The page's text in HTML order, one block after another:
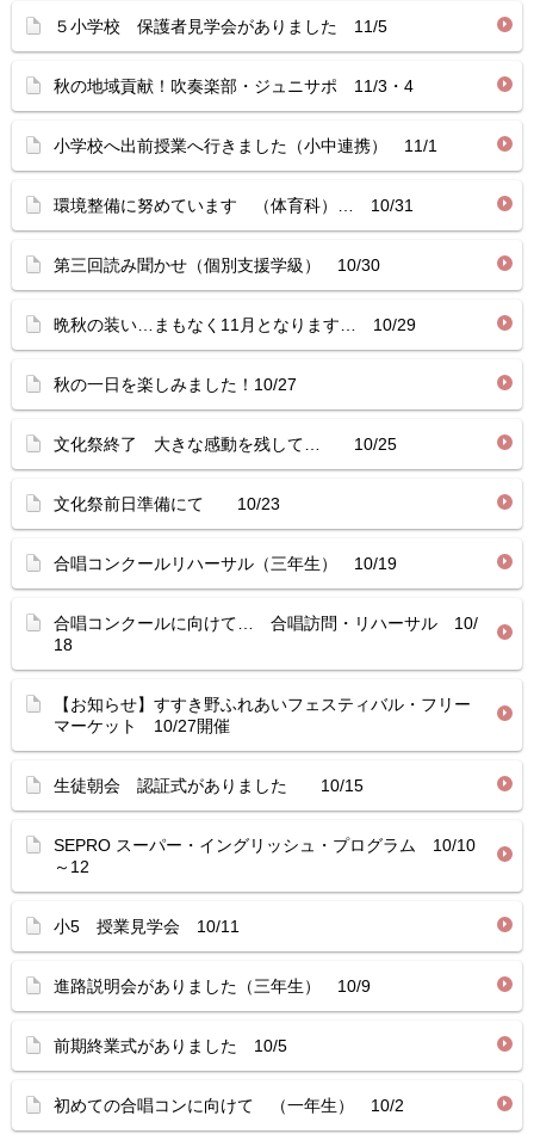
５小学校 保護者見学会がありました 11/5
秋の地域貢献！吹奏楽部・ジュニサポ 11/3・4
小学校へ出前授業へ行きました（小中連携） 11/1
環境整備に努めています （体育科）… 10/31
第三回読み聞かせ（個別支援学級） 10/30
晩秋の装い…まもなく11月となります… 10/29
秋の一日を楽しみました！10/27
文化祭終了 大きな感動を残して… 10/25
文化祭前日準備にて 10/23
合唱コンクールリハーサル（三年生） 10/19
合唱コンクールに向けて… 合唱訪問・リハーサル 10/
18
【お知らせ】すすき野ふれあいフェスティバル・フリー
マーケット 10/27開催
生徒朝会 認証式がありました 10/15
SEPRO スーパー・イングリッシュ・プログラム 10/10
～12
小5 授業見学会 10/11
進路説明会がありました（三年生） 10/9
前期終業式がありました 10/5
初めての合唱コンに向けて （一年生） 10/2